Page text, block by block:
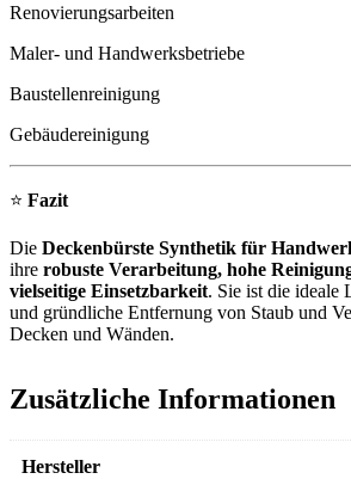
Renovierungsarbeiten
Maler- und Handwerksbetriebe
Baustellenreinigung
Gebäudereinigung
⭐ Fazit
Die Deckenbürste Synthetik für
ihre robuste Verarbeitung, hohe
vielseitige Einsetzbarkeit. Sie ist die ideale
und gründliche Entfernung von Staub und
Decken und Wänden.
Zusätzliche Informationen
Hersteller